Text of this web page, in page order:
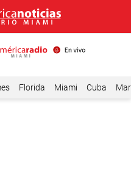
Florida Miami Cuba